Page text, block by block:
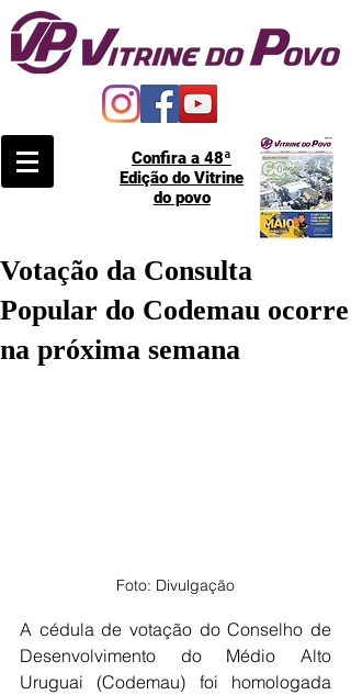
Confira a 48ª
Edição do Vitrine
do povo
Votação da Consulta
Popular do Codemau ocorre
na próxima semana
Foto: Divulgação
A cédula de votação do Conselho de
Desenvolvimento do Médio Alto
Uruguai (Codemau) foi homologada